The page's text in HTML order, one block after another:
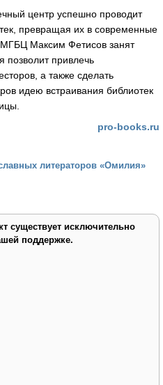
центр успешно проводит
превращая их в современные
Максим Фетисов занят
позволит привлечь
а также сделать
идею встраивания библиотек
pro-books.ru
литераторов «Омилия»
существует исключительно
поддержке.